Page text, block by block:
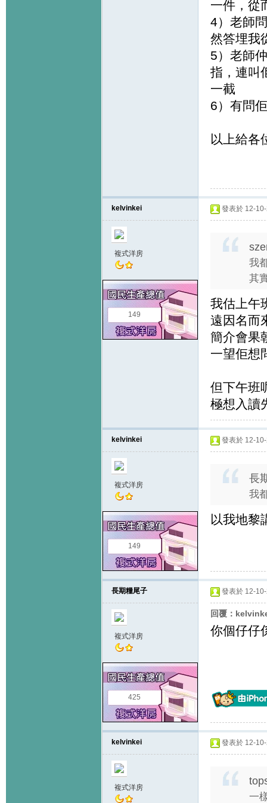
一件，從
4）老師
然答埋我
5）老師
指，連叫
一截
6）有問
以上給各
kelvinkei
複式洋房
149
發表於 12-
我
其
我估上午
遠因名而
簡介會果
一望佢想
但下午班
極想入讀
kelvinkei
複式洋房
149
發表於 12-
長
我
以我地黎
長期糧尾子
複式洋房
425
發表於 12-
回覆：
你個仔仔
kelvinkei
複式洋房
發表於 12-
一